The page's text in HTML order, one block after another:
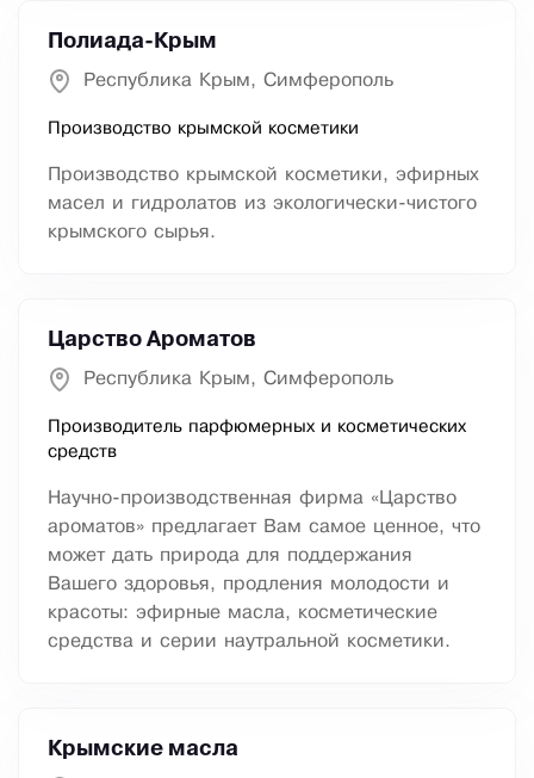
Полиада-Крым
Республика Крым, Симферополь
Производство крымской косметики
Производство крымской косметики, эфирных
масел и гидролатов из экологически-чистого
крымского сырья.
Царство Ароматов
Республика Крым, Симферополь
Производитель парфюмерных и косметических
средств
Научно-производственная фирма «Царство
ароматов» предлагает Вам самое ценное, что
может дать природа для поддержания
Вашего здоровья, продления молодости и
красоты: эфирные масла, косметические
средства и серии наутральной косметики.
Крымские масла